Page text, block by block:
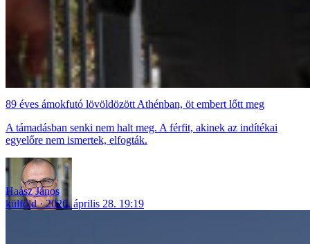
89 éves ámokfutó lövöldözött Athénban, öt embert lőtt meg
A támadásban senki nem halt meg. A férfit, akinek az indítékai
egyelőre nem ismertek, elfogták.
Haász János
külföld
2026. április 28. 19:19